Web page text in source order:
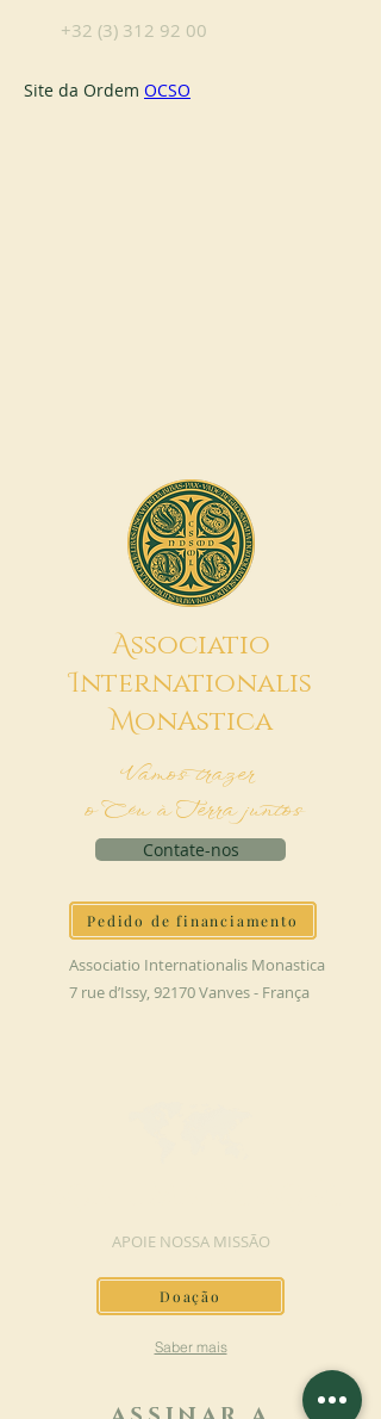
+32 (3) 312 92 00
Site da Ordem OCSO
Associatio
Internationalis
MonAstica
Vamos trazer
o Céu à Terra juntos
Contate-nos
Pedido de financiamento
Associatio Internationalis Monastica
7 rue d’Issy, 92170 Vanves - França
APOIE NOSSA MISSÃO
Doação
Saber mais